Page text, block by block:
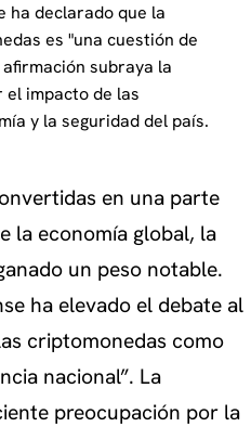
ha declarado que la
es "una cuestión de
subraya la
impacto de las
y la seguridad del país.
en una parte
la economía global, la
un peso notable.
ha elevado el debate al
criptomonedas como
nacional”. La
preocupación por la